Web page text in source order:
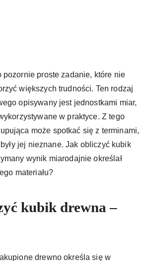
pozornie proste zadanie, które nie
większych trudności. Ten rodzaj
opisywany jest jednostkami miar,
w praktyce. Z tego
może spotkać się z terminami,
jej nieznane. Jak obliczyć kubik
wynik miarodajnie określał
materiału?
kubik drewna –
drewno określa się w